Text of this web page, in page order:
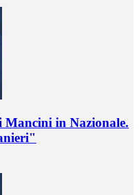
Mancini in Nazionale.